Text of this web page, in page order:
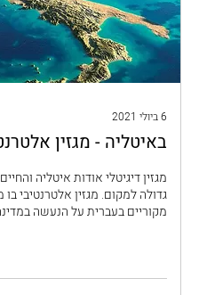
6 ביולי 2021
באיטליה - מגזין
מגזין דיגיטלי אודות איטליה
גדולה למקום. מגזין אלטרנטיבי
מקוריים בעברית על הנעשה